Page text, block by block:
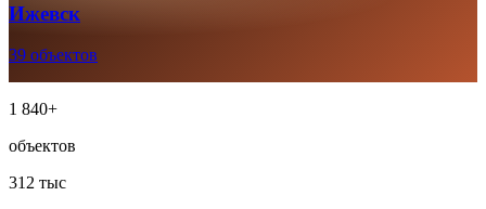
Ижевск
39 объектов
1 840+
объектов
312 тыс